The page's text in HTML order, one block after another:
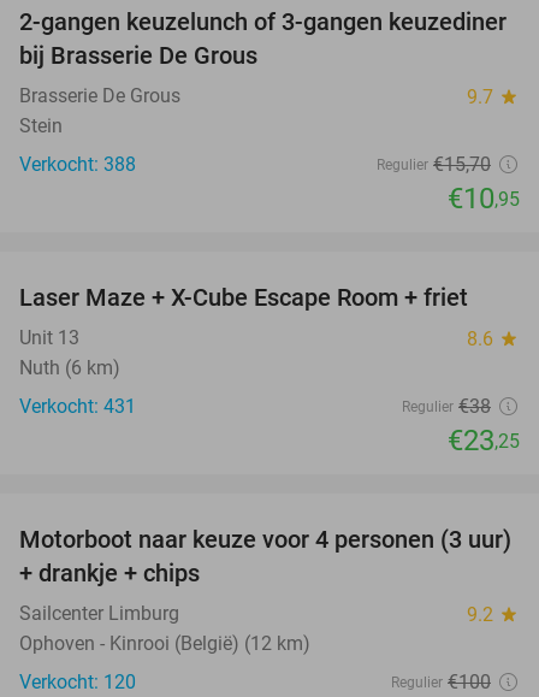
30%
2-gangen keuzelunch of 3-gangen keuzediner
bij Brasserie De Grous
Brasserie De Grous 9.7 star
Stein
Verkocht: 388
Regulier €15,70
€10,95
39%
Laser Maze + X-Cube Escape Room + friet
Unit 13 8.6 star
Nuth (6 km)
Verkocht: 431
Regulier €38
€23,25
31%
Motorboot naar keuze voor 4 personen (3 uur)
+ drankje + chips
Sailcenter Limburg 9.2 star
Ophoven - Kinrooi (België) (12 km)
Verkocht: 120
Regulier €100